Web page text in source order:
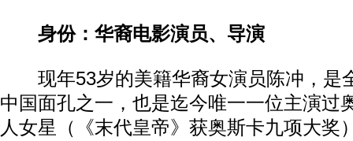
身份：华裔电影演员、导演
现年53岁的美籍华裔女演员陈冲，是
中国面孔之一，也是迄今唯一一位主演过
人女星（《末代皇帝》获奥斯卡九项大奖